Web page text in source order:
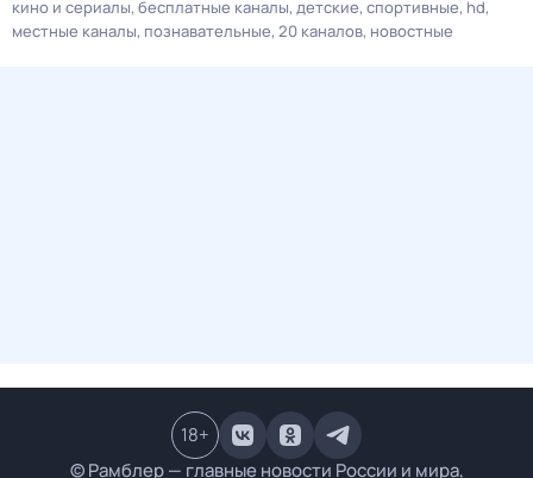
кино и сериалы бесплатные каналы детские спортивные hd
местные каналы познавательные 20 каналов новостные
© Рамблер — главные новости России и мира,
18+